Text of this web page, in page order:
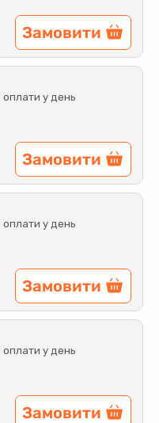
Замовити
оплати у день
Замовити
оплати у день
Замовити
оплати у день
Замовити